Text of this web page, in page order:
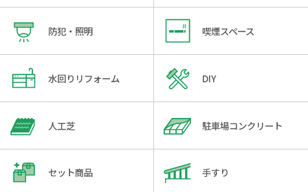
防犯・照明 喫煙スペース
水回りリフォーム DIY
人工芝 駐車場コンクリート
セット商品 手すり